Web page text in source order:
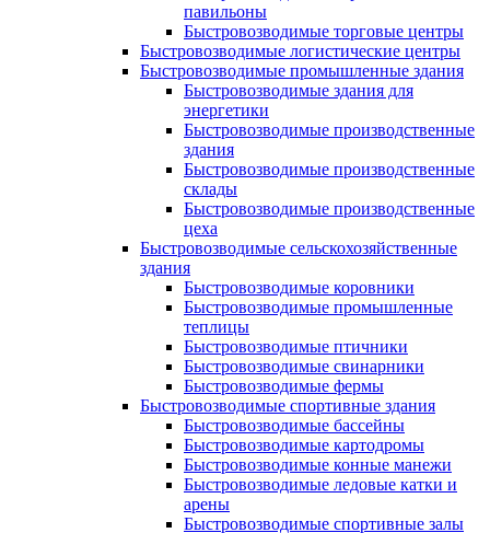
павильоны
Быстровозводимые торговые центры
Быстровозводимые логистические центры
Быстровозводимые промышленные здания
Быстровозводимые здания для
энергетики
Быстровозводимые производственные
здания
Быстровозводимые производственные
склады
Быстровозводимые производственные
цеха
Быстровозводимые сельскохозяйственные
здания
Быстровозводимые коровники
Быстровозводимые промышленные
теплицы
Быстровозводимые птичники
Быстровозводимые свинарники
Быстровозводимые фермы
Быстровозводимые спортивные здания
Быстровозводимые бассейны
Быстровозводимые картодромы
Быстровозводимые конные манежи
Быстровозводимые ледовые катки и
арены
Быстровозводимые спортивные залы